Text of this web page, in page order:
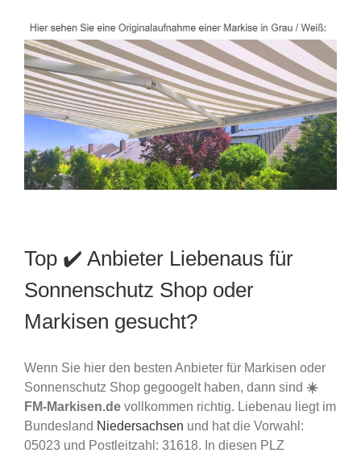
Top ✔️ Anbieter Liebenaus für
Sonnenschutz Shop oder
Markisen gesucht?
Wenn Sie hier den besten Anbieter für Markisen oder
Sonnenschutz Shop gegoogelt haben, dann sind ☀️
FM-Markisen.de vollkommen richtig. Liebenau liegt im
Bundesland Niedersachsen und hat die Vorwahl:
05023 und Postleitzahl: 31618. In diesen PLZ